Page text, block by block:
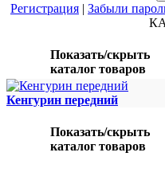
Регистрация | Забыли
Показать/скрыть
каталог товаров
Кенгурин передний
Показать/скрыть
каталог товаров